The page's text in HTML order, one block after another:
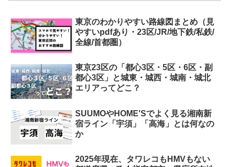
東京のわかりやすい路線図まとめ（見
やすいpdfあり・23区/JR/地下鉄/私鉄/
全線/首都圏）
東京23区の「都心3区・5区・6区・副
都心3区」と城東・城西・城南・城北
エリアってどこ？
SUUMOやHOME'Sでよく見る湘南新
宿ライン「宇須」「高海」とは何なの
か
2025年現在、タワレコもHMVもない